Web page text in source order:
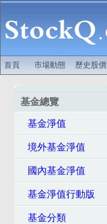
首頁 市場動態 歷史股價
基金總覽
基金淨值
境外基金淨值
國內基金淨值
基金淨值行動版
基金分類